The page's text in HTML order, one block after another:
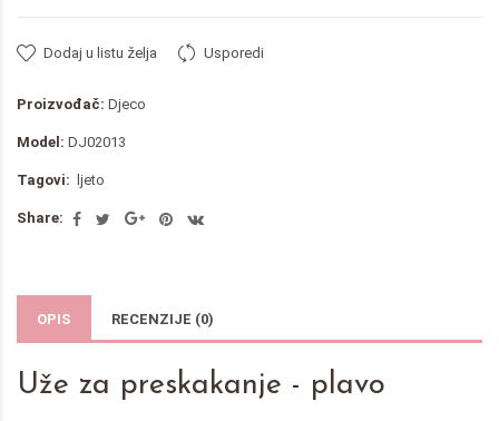
Dodaj u listu želja Usporedi
Proizvođač: Djeco
Model: DJ02013
Tagovi: ljeto
Share:
OPIS RECENZIJE (0)
Uže za preskakanje - plavo